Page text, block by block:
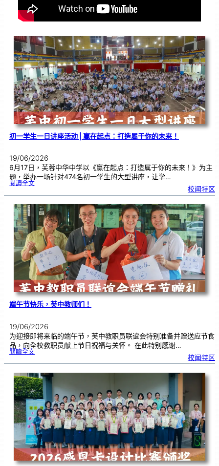
初一学生一日讲座活动 | 赢在起点：打造属于你的未来！
19/06/2026
6月17日，芙蓉中华中学以《赢在起点：打造属于你的未来！》为主
题，举办一场针对474名初一学生的大型讲座，让学…
閱讀全文:初
生
日
讲
座
活
动
赢
在
起
点
：
打
造
属
于
你
的
未
来
！
校闻特区
端午节快乐，芙中教师们！
19/06/2026
为迎接即将来临的端午节，芙中教职员联谊会特别准备并赠送应节食
品，向全校教职员献上节日祝福与关怀。 在此特别感谢…
閱讀全文:端
快
，
芙
中
教
师
们
！
校闻特区